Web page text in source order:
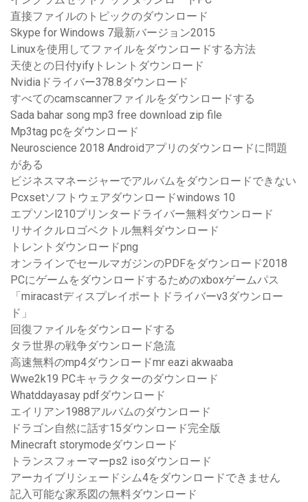
直接ファイルのトピックのダウンロード
Skype for Windows 7最新バージョン2015
Linuxを使用してファイルをダウンロードする方法
天使との日付yifyトレントダウンロード
Nvidiaドライバー378.8ダウンロード
すべてのcamscannerファイルをダウンロードする
Sada bahar song mp3 free download zip file
Mp3tag pcをダウンロード
Neuroscience 2018 Androidアプリのダウンロードに問題
がある
ビジネスマネージャーでアルバムをダウンロードできない
Pcxsetソフトウェアダウンロードwindows 10
エプソンl210プリンタードライバー無料ダウンロード
リサイクルロゴベクトル無料ダウンロード
トレントダウンロードpng
オンラインでセールマガジンのPDFをダウンロード2018
PCにゲームをダウンロードするためのxboxゲームパス
「miracastディスプレイポートドライバーv3ダウンロー
ド」
回復ファイルをダウンロードする
タラ世界の戦争ダウンロード急流
高速無料のmp4ダウンロードmr eazi akwaaba
Wwe2k19 PCキャラクターのダウンロード
Whatddayasay pdfダウンロード
エイリアン1988アルバムのダウンロード
ドラゴン自然に話す15ダウンロード完全版
Minecraft storymodeダウンロード
トランスフォーマーps2 isoダウンロード
アーカイブリシェードシム4をダウンロードできません
記入可能な家系図の無料ダウンロード